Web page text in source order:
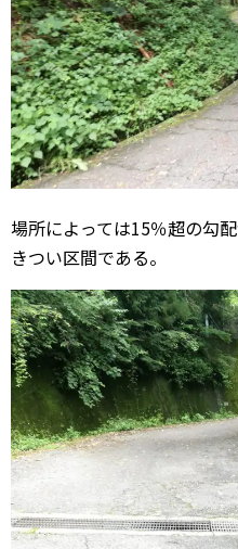
場所によっては15％超の勾
きつい区間である。